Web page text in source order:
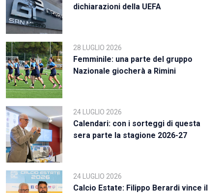
dichiarazioni della UEFA
28 LUGLIO 2026
Femminile: una parte del gruppo
Nazionale giocherà a Rimini
24 LUGLIO 2026
Calendari: con i sorteggi di questa
sera parte la stagione 2026-27
24 LUGLIO 2026
Calcio Estate: Filippo Berardi vince il